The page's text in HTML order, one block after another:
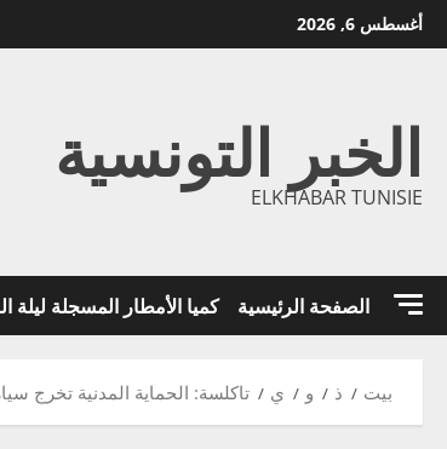
تخطي
إلى
أغسطس 6, 2026
الخبر التونسية
ELKHABAR TUNISIE
الصفحة الرئيسية كميا الأمطار المسجلة ليلة
بيت ذ و ي تاكلسة: الحماية المدنية تخرج